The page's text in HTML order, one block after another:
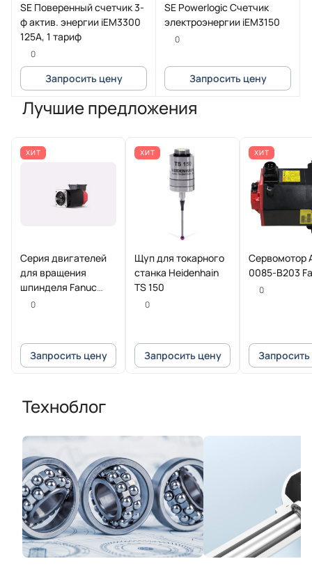
SE Поверенный счетчик 3-
ф актив. энергии iEM3300
125А, 1 тариф
0
Запросить цену
SE Powerlogic Счетчик
электроэнергии iEM3150
0
Запросить цену
Лучшие предложения
ХИТ
Серия двигателей
для вращения
шпинделя Fanuc
Beta iI
0
Запросить цену
ХИТ
Щуп для токарного
станка Heidenhain
TS 150
0
Запросить цену
ХИТ
Сервомотор
0085-B203
0
Техноблог